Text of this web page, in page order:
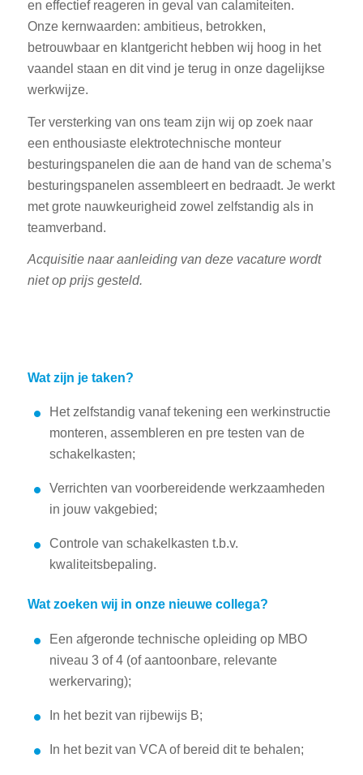
en effectief reageren in geval van calamiteiten.
Onze kernwaarden: ambitieus, betrokken,
betrouwbaar en klantgericht hebben wij hoog in het
vaandel staan en dit vind je terug in onze dagelijkse
werkwijze.
Ter versterking van ons team zijn wij op zoek naar
een enthousiaste elektrotechnische monteur
besturingspanelen die aan de hand van de schema’s
besturingspanelen assembleert en bedraadt. Je werkt
met grote nauwkeurigheid zowel zelfstandig als in
teamverband.
Acquisitie naar aanleiding van deze vacature wordt
niet op prijs gesteld.
Wat zijn je taken?
Het zelfstandig vanaf tekening een werkinstructie
monteren, assembleren en pre testen van de
schakelkasten;
Verrichten van voorbereidende werkzaamheden
in jouw vakgebied;
Controle van schakelkasten t.b.v.
kwaliteitsbepaling.
Wat zoeken wij in onze nieuwe collega?
Een afgeronde technische opleiding op MBO
niveau 3 of 4 (of aantoonbare, relevante
werkervaring);
In het bezit van rijbewijs B;
In het bezit van VCA of bereid dit te behalen;